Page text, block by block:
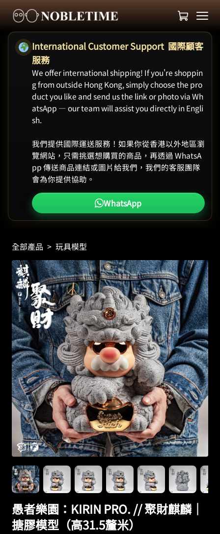
International Customer Support 國際顧客
服務
We offer international shipping! If you're shoppin
g from outside Hong Kong, simply choose the pro
duct you like and send us the link or photo via Wh
atsApp — our team will assist you directly in Engli
sh.
我們提供國際運送服務！如果你從香港以外地區瀏
覽網站，只需挑選想購買的商品，再透過 WhatsA
pp 傳送商品連結或圖片給我們，我們的客服團隊
會為你提供協助。
WhatsApp
全部產品 > 玩具模型
愚者樂園：KIRIN PRO. // 聚財麒麟｜
搪膠模型（高31.5釐米）